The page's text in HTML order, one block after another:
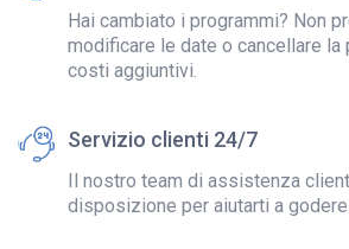
Hai cambiato i programmi? Non
modificare le date o cancellare
costi aggiuntivi.
Servizio clienti 24/7
Il nostro team di assistenza
disposizione per aiutarti a godere